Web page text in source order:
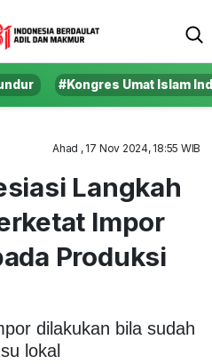
#Kongres Umat Islam
Ahad , 17 Nov 2024, 18:55 WIB
Langkah
Impor
Produksi
dilakukan bila sudah
lokal